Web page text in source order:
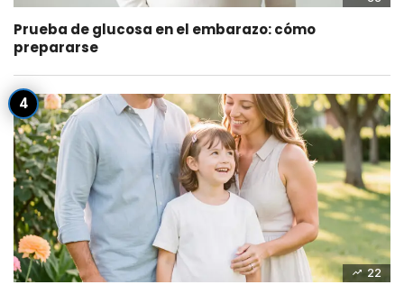
Prueba de glucosa en el embarazo: cómo
prepararse
22